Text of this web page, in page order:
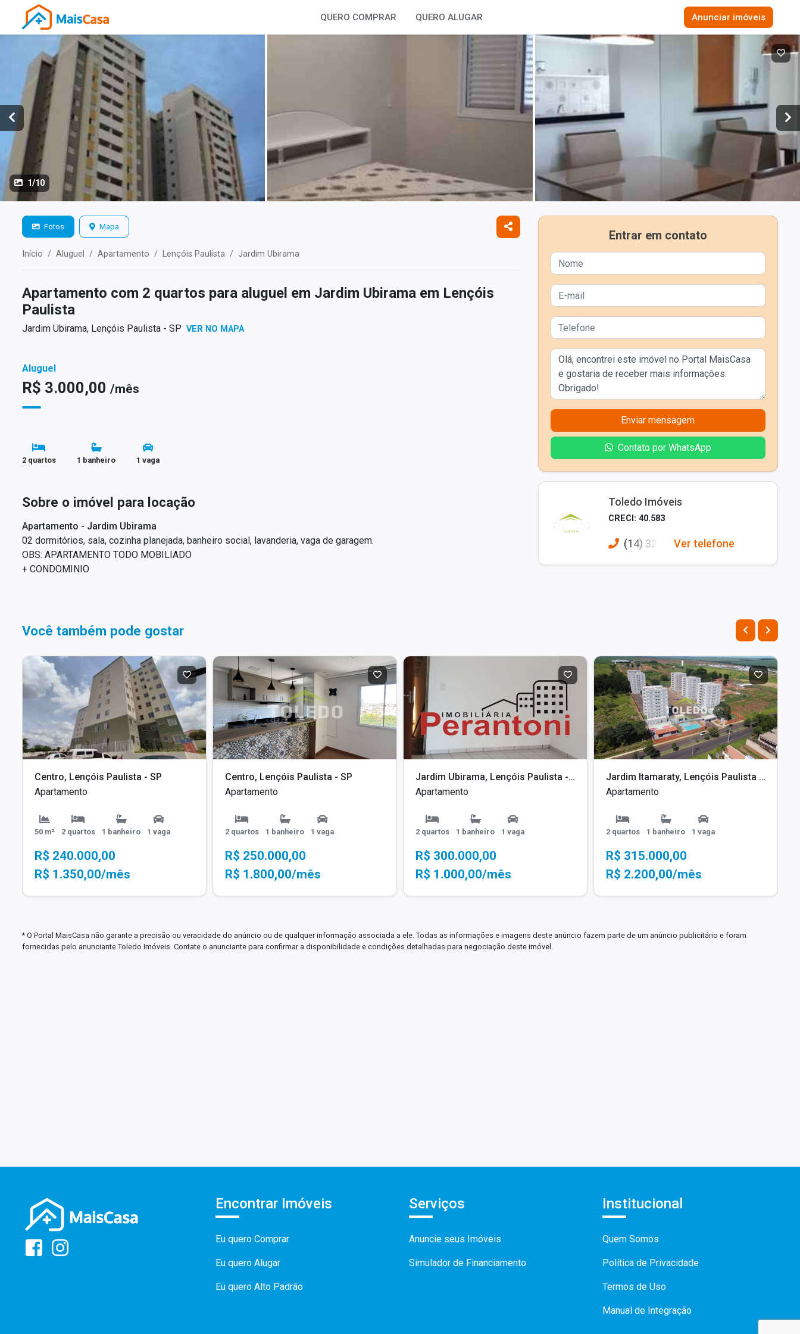
QUERO COMPRAR QUERO ALUGAR Anunciar imóveis
1/10
Fotos Mapa
Início Aluguel Apartamento Lençóis Paulista Jardim Ubirama
Apartamento com 2 quartos para aluguel em Jardim Ubirama em Lençóis
Paulista
Jardim Ubirama, Lençóis Paulista - SP VER NO MAPA
Aluguel
R$ 3.000,00 /mês
2 quartos 1 banheiro 1 vaga
Sobre o imóvel para locação
Apartamento - Jardim Ubirama
02 dormitórios, sala, cozinha planejada, banheiro social, lavanderia, vaga de garagem.
OBS: APARTAMENTO TODO MOBILIADO
+ CONDOMINIO
Entrar em contato
Enviar mensagem
Contato por WhatsApp
Toledo Imóveis
CRECI: 40.583
(14) 326 Ver telefone
Você também pode gostar
Centro, Lençóis Paulista - SP
Apartamento
50 m² 2 quartos 1 banheiro 1 vaga
R$ 240.000,00
R$ 1.350,00/mês
Centro, Lençóis Paulista - SP
Apartamento
2 quartos 1 banheiro 1 vaga
R$ 250.000,00
R$ 1.800,00/mês
Jardim Ubirama, Lençóis Paulista - SP
Apartamento
2 quartos 1 banheiro 1 vaga
R$ 300.000,00
R$ 1.000,00/mês
Jardim Itamaraty, Lençóis Paulista - SP
Apartamento
2 quartos 1 banheiro 1 vaga
R$ 315.000,00
R$ 2.200,00/mês
* O Portal MaisCasa não garante a precisão ou veracidade do anúncio ou de qualquer informação associada a ele. Todas as informações e imagens deste anúncio fazem parte de um anúncio publicitário e foram
fornecidas pelo anunciante Toledo Imóveis. Contate o anunciante para confirmar a disponibilidade e condições detalhadas para negociação deste imóvel.
Encontrar Imóveis
Eu quero Comprar
Eu quero Alugar
Eu quero Alto Padrão
Serviços
Anuncie seus Imóveis
Simulador de Financiamento
Institucional
Quem Somos
Política de Privacidade
Termos de Uso
Manual de Integração